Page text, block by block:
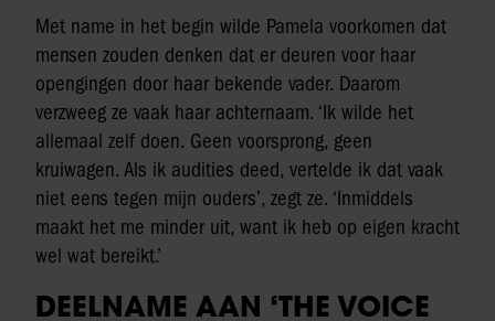
Met name in het begin wilde Pamela voorkomen dat
mensen zouden denken dat er deuren voor haar
opengingen door haar bekende vader. Daarom
verzweeg ze vaak haar achternaam. ‘Ik wilde het
allemaal zelf doen. Geen voorsprong, geen
kruiwagen. Als ik audities deed, vertelde ik dat vaak
niet eens tegen mijn ouders’, zegt ze. ‘Inmiddels
maakt het me minder uit, want ik heb op eigen kracht
wel wat bereikt.’
DEELNAME AAN ‘THE VOICE